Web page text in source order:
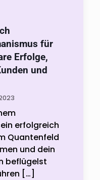
für
Erfolge,
und
erfolgreich
Quantenfeld
und dein
beflügelst
[…]